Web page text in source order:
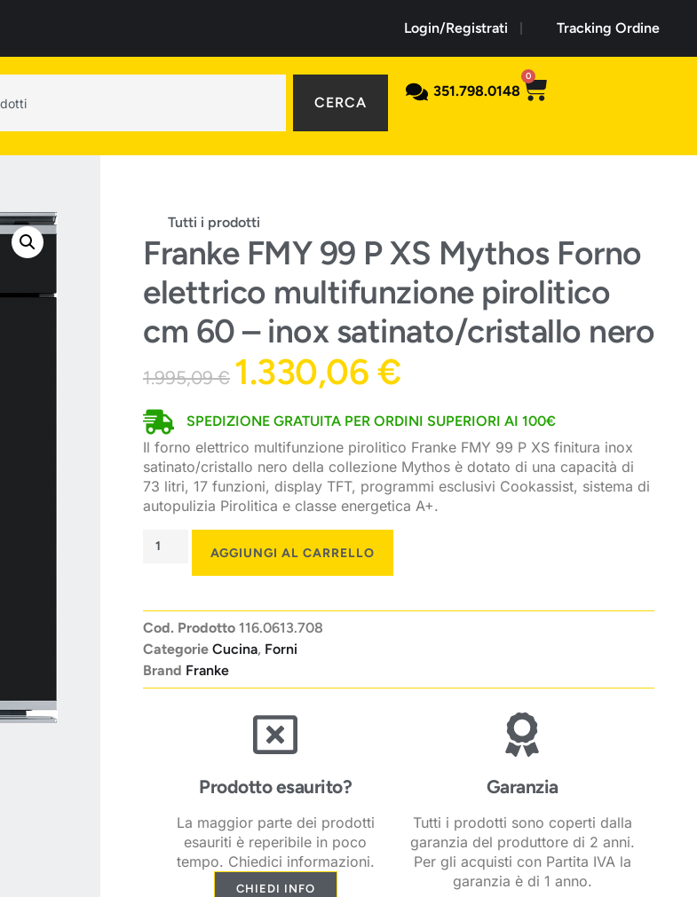
Login/Registrati Tracking Ordine
CERCA
351.798.0148
0
Tutti i prodotti
Franke FMY 99 P XS Mythos Forno
elettrico multifunzione pirolitico
cm 60 – inox satinato/cristallo nero
1.995,09€ 1.330,06 €
SPEDIZIONE GRATUITA PER ORDINI SUPERIORI AI 100€
Il forno elettrico multifunzione pirolitico Franke FMY 99 P XS finitura inox
satinato/cristallo nero della collezione Mythos è dotato di una capacità di
73 litri, 17 funzioni, display TFT, programmi esclusivi Cookassist, sistema di
autopulizia Pirolitica e classe energetica A+.
AGGIUNGI AL CARRELLO
Cod. Prodotto 116.0613.708
Categorie Cucina, Forni
Brand Franke
Prodotto esaurito?
La maggior parte dei prodotti
esauriti è reperibile in poco
tempo. Chiedici informazioni.
CHIEDI INFO
Garanzia
Tutti i prodotti sono coperti dalla
garanzia del produttore di 2 anni.
Per gli acquisti con Partita IVA la
garanzia è di 1 anno.